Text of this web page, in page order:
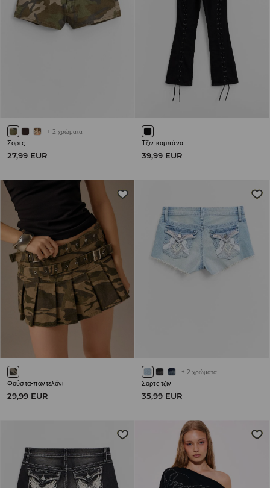
+ 2 χρώματα
Σορτς
27,99 EUR
Τζιν καμπάνα
39,99 EUR
Φούστα-παντελόνι
29,99 EUR
+ 2 χρώματα
Σορτς τζιν
35,99 EUR